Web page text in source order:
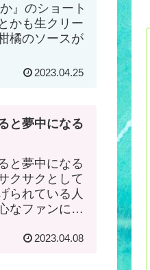
』のショート
かも生クリー
橘のソースが
2023.04.25
と夢中になる
と夢中になる
クサクとして
られている人
なファンにな
2023.04.08